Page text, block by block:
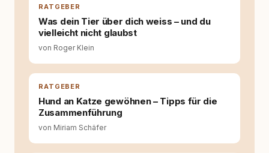
Wissen ersetzt – nicht umgekehrt. Aus dieser
Entwicklung entstand rundum.dog – ein
Wissens- und Serviceportal für
Hundehalter:innen in Deutschland, Österreich
und der Schweiz. Meine Überzeugung:
Tierschutz beginnt mit Wissen. Wer seinen
Hund versteht, trifft bessere Entscheidungen –
für ein Zusammenleben, das beiden guttut.
RATGEBER
Was dein Tier über dich weiss – und du
vielleicht nicht glaubst
von Roger Klein
RATGEBER
Hund an Katze gewöhnen – Tipps für die
Zusammenführung
von Miriam Schäfer